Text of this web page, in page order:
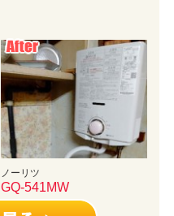
ノーリツ
GQ-541MW